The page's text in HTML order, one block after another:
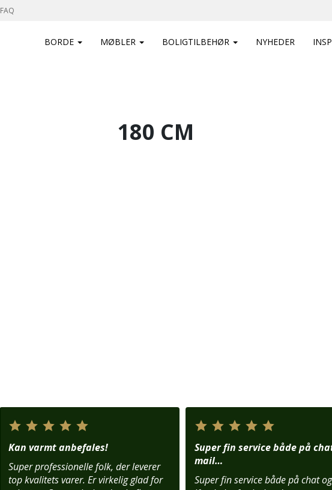
FAQ
BORDE MØBLER BOLIGTILBEHØR NYHEDER
180 CM
Kan varmt anbefales!
Super professionelle folk, der leverer
top kvalitets varer. Er virkelig glad for
Super fin service både på
mail…
Super fin service både på chat